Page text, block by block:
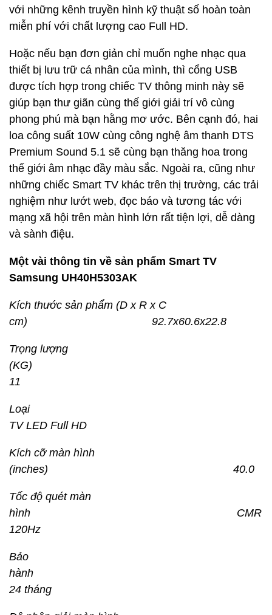
với những kênh truyền hình kỹ thuật số hoàn toàn
miễn phí với chất lượng cao Full HD.
Hoặc nếu bạn đơn giản chỉ muốn nghe nhạc qua
thiết bị lưu trữ cá nhân của mình, thì cổng USB
được tích hợp trong chiếc TV thông minh này sẽ
giúp bạn thư giãn cùng thế giới giải trí vô cùng
phong phú mà bạn hằng mơ ước. Bên cạnh đó, hai
loa công suất 10W cùng công nghệ âm thanh DTS
Premium Sound 5.1 sẽ cùng bạn thăng hoa trong
thế giới âm nhạc đầy màu sắc. Ngoài ra, cũng như
những chiếc Smart TV khác trên thị trường, các trải
nghiệm như lướt web, đọc báo và tương tác với
mạng xã hội trên màn hình lớn rất tiện lợi, dễ dàng
và sành điệu.
Một vài thông tin về sản phẩm Smart TV
Samsung UH40H5303AK
Kích thước sản phẩm (D x R x C
cm) 92.7x60.6x22.8
Trọng lượng
(KG)
11
TV LED Full HD
Kích cỡ màn hình
(inches) 40.0
Tốc độ quét màn
hình CMR
120Hz
Bảo
24 tháng